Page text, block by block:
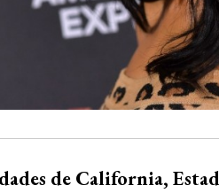
de California,